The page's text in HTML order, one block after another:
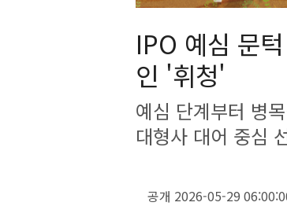
IPO 예심 문
인 '휘청'
예심 단계부터 병
대형사 대어 중심
공개 2026-05-29